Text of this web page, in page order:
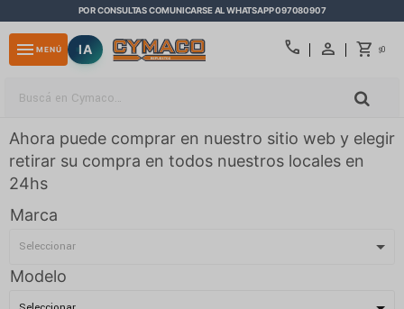
POR CONSULTAS COMUNICARSE AL WHATSAPP 097080907
call $0
menu MENÚ IA
Ahora puede comprar en nuestro sitio web y elegir
retirar su compra en todos nuestros locales en
24hs
Marca
Modelo
close